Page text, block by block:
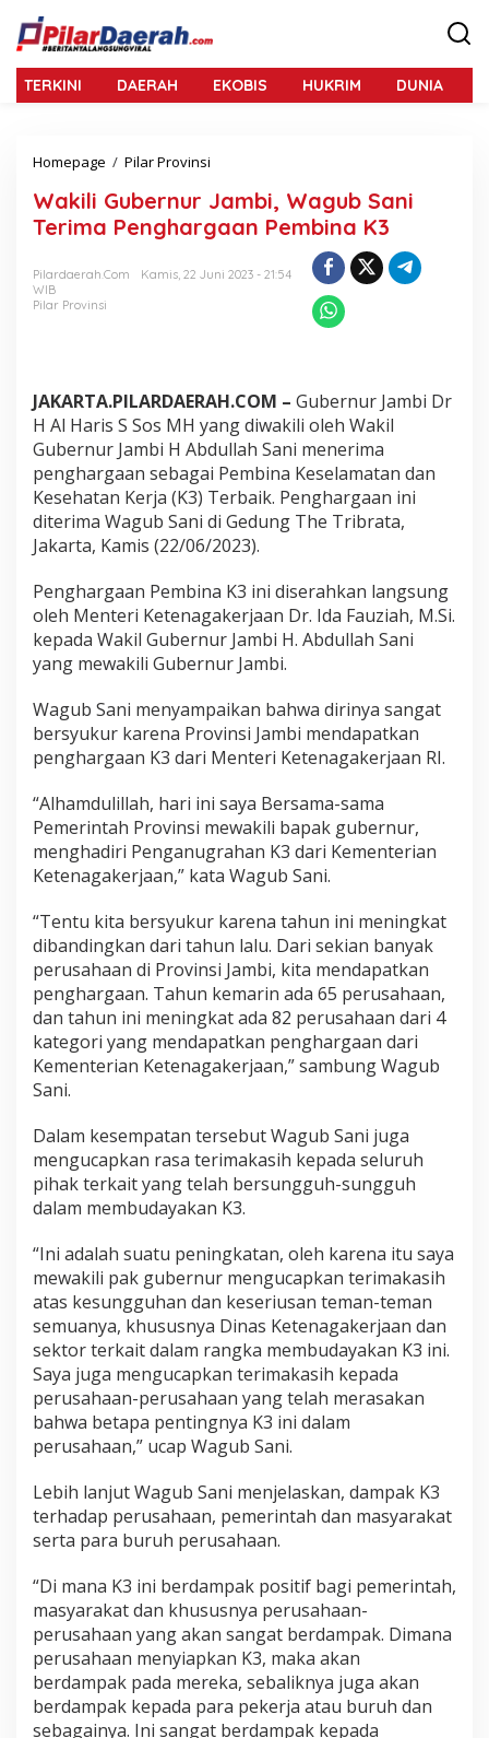
TERKINI DAERAH EKOBIS HUKRIM DUNIA
Homepage / Pilar Provinsi
k
i
l
G
u
J
a
m
b
i
,
W
g
u
b
a
i
T
e
m
a
P
e
a
r
g
a
n
P
i
n
a
K
Wakili Gubernur Jambi, Wagub Sani
Terima Penghargaan Pembina K3
Pilardaerah.com
Kamis, 22 Juni 2023 - 21:54
WIB
Pilar Provinsi
JAKARTA.PILARDAERAH.COM – Gubernur Jambi Dr
H Al Haris S Sos MH yang diwakili oleh Wakil
Gubernur Jambi H Abdullah Sani menerima
penghargaan sebagai Pembina Keselamatan dan
Kesehatan Kerja (K3) Terbaik. Penghargaan ini
diterima Wagub Sani di Gedung The Tribrata,
Jakarta, Kamis (22/06/2023).
Penghargaan Pembina K3 ini diserahkan langsung
oleh Menteri Ketenagakerjaan Dr. Ida Fauziah, M.Si.
kepada Wakil Gubernur Jambi H. Abdullah Sani
yang mewakili Gubernur Jambi.
Wagub Sani menyampaikan bahwa dirinya sangat
bersyukur karena Provinsi Jambi mendapatkan
penghargaan K3 dari Menteri Ketenagakerjaan RI.
“Alhamdulillah, hari ini saya Bersama-sama
Pemerintah Provinsi mewakili bapak gubernur,
menghadiri Penganugrahan K3 dari Kementerian
Ketenagakerjaan,” kata Wagub Sani.
“Tentu kita bersyukur karena tahun ini meningkat
dibandingkan dari tahun lalu. Dari sekian banyak
perusahaan di Provinsi Jambi, kita mendapatkan
penghargaan. Tahun kemarin ada 65 perusahaan,
dan tahun ini meningkat ada 82 perusahaan dari 4
kategori yang mendapatkan penghargaan dari
Kementerian Ketenagakerjaan,” sambung Wagub
Sani.
Dalam kesempatan tersebut Wagub Sani juga
mengucapkan rasa terimakasih kepada seluruh
pihak terkait yang telah bersungguh-sungguh
dalam membudayakan K3.
“Ini adalah suatu peningkatan, oleh karena itu saya
mewakili pak gubernur mengucapkan terimakasih
atas kesungguhan dan keseriusan teman-teman
semuanya, khususnya Dinas Ketenagakerjaan dan
sektor terkait dalam rangka membudayakan K3 ini.
Saya juga mengucapkan terimakasih kepada
perusahaan-perusahaan yang telah merasakan
bahwa betapa pentingnya K3 ini dalam
perusahaan,” ucap Wagub Sani.
Lebih lanjut Wagub Sani menjelaskan, dampak K3
terhadap perusahaan, pemerintah dan masyarakat
serta para buruh perusahaan.
“Di mana K3 ini berdampak positif bagi pemerintah,
masyarakat dan khususnya perusahaan-
perusahaan yang akan sangat berdampak. Dimana
perusahaan menyiapkan K3, maka akan
berdampak pada mereka, sebaliknya juga akan
berdampak kepada para pekerja atau buruh dan
sebagainya. Ini sangat berdampak kepada